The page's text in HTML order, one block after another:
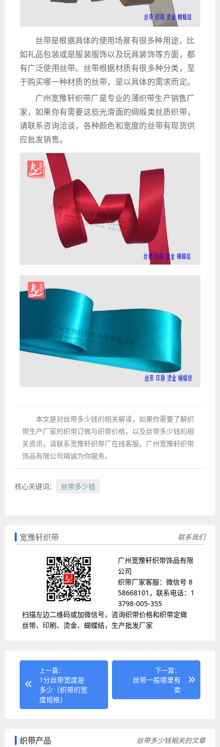
丝带是根据具体的使用场景有很多种用途，比
如礼品包装或是服装服饰以及玩具装饰等方面，都
有广泛使用丝带。丝带根据材质有很多种分类，至
于购买哪一种材质的丝带，是以具体的需求而定。
广州宽豫轩织带厂是专业的薄织带生产销售厂
家，如果你有需要这些光滑面的绸缎类丝质织带，
请联系咨询洽谈，各种颜色和宽度的丝带有现货供
应批发销售。
本文是对丝带多少钱的相关解读，如果你需要了解织
带生产厂家的织带订做与织带价格，以及丝带多少钱的相
关资讯，请联系宽豫轩织带厂在线客服。广州宽豫轩织带
饰品有限公司竭诚为你服务。
核心关键词： 丝带多少钱
宽豫轩织带 联系我们
广州宽豫轩织带饰品有限
公司
织带厂家客服：微信号 8
58668101，联系电话：1
3798-005-355
扫描左边二维码或加微信号，咨询织带价格和织带定做
丝带、印刷、烫金、蝴蝶结，生产批发厂家
上一篇：
1分丝带宽度是
多少（织带的宽
度规格）
下一篇：
丝带一般哪里有
卖
织带产品 丝带多少钱相关的文章